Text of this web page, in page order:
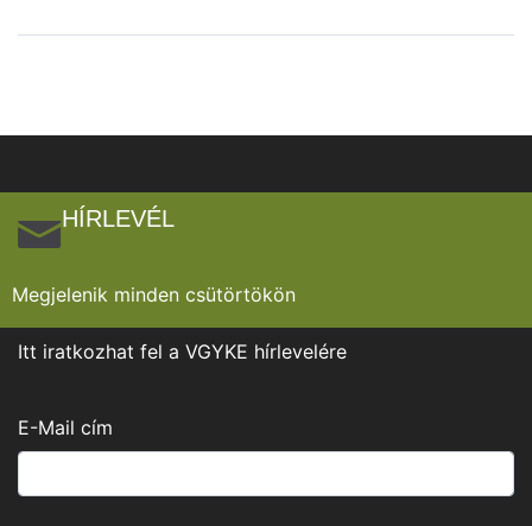
HÍRLEVÉL
Megjelenik minden csütörtökön
Itt iratkozhat fel a VGYKE hírlevelére
E-Mail cím